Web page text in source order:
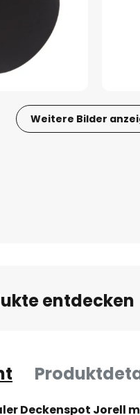
Weitere Bilder
entdecken
Deckenspot Jorell